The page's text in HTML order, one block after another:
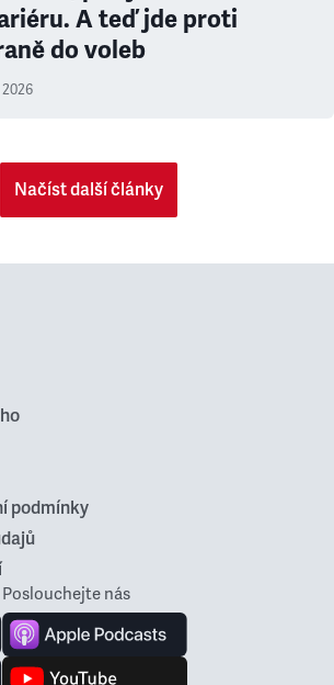
A teď jde proti
do voleb
2026
Načíst další články
podmínky
Poslouchejte nás